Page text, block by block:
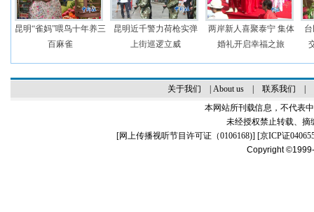
昆明“雀妈”喂鸟十年养三
百麻雀
昆明近千警力荷枪实弹
上街巡逻立威
两岸新人喜聚泰宁 集体
婚礼开启幸福之旅
关于我们 About us| 联系我们
本网站所刊载信息，不代表
未经授权禁止转载、摘
[网上传播视听节目许可证（0106168)] [京ICP证
Copyright